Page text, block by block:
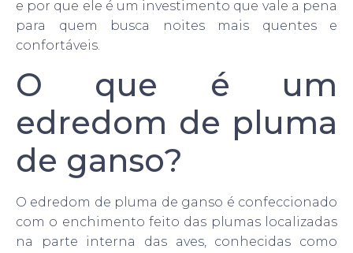
e por que ele é um investimento que vale a pena
para quem busca noites mais quentes e
confortáveis.
O que é um
edredom de pluma
de ganso?
O edredom de pluma de ganso é confeccionado
com o enchimento feito das plumas localizadas
na parte interna das aves, conhecidas como